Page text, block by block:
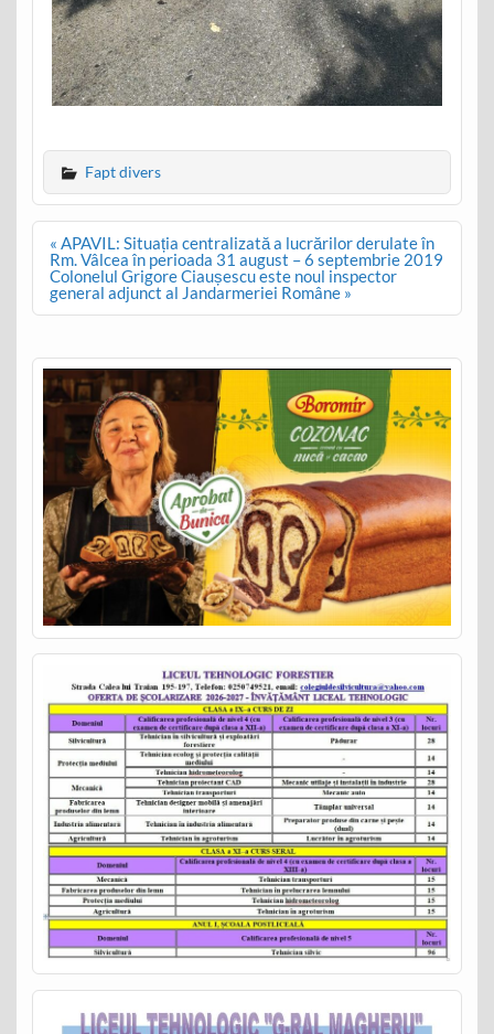
Fapt divers
Post
navigation
« APAVIL: Situația centralizată a lucrărilor derulate în
Rm. Vâlcea în perioada 31 august – 6 septembrie 2019
Colonelul Grigore Ciaușescu este noul inspector
general adjunct al Jandarmeriei Române »